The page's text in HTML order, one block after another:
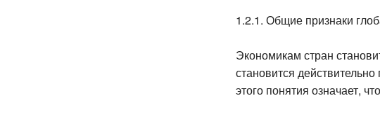
1.2.1. Общие признаки
Экономикам стран
становится
этого понятия означает,